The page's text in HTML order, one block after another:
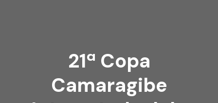
21ª Copa
Camaragibe